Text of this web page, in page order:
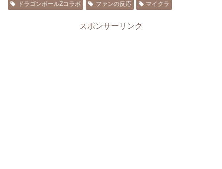
ドラゴンボールZコラボ
ファンの反応 マイクラ
スポンサーリンク